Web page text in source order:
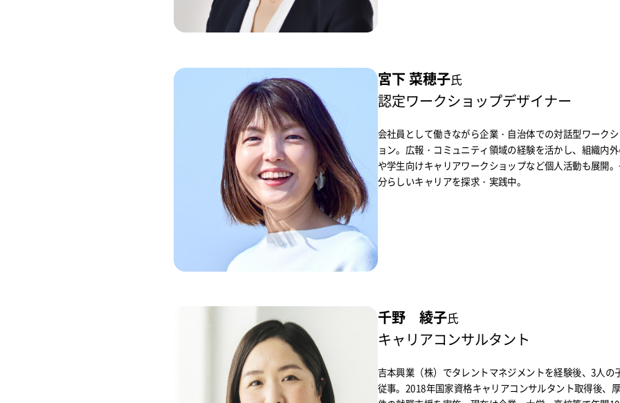
宮下 菜穂子氏
認定ワークショップデザイナー
会社員として働きながら企業・自治体での対話型ワーク
ョン。広報・コミュニティ領域の経験を活かし、組織内
や学生向けキャリアワークショップなど個人活動も展開
分らしいキャリアを探求・実践中。
千野 綾子氏
キャリアコンサルタント
吉本興業（株）でタレントマネジメントを経験後、3人
従事。2018年国家資格キャリアコンサルタント取得後、